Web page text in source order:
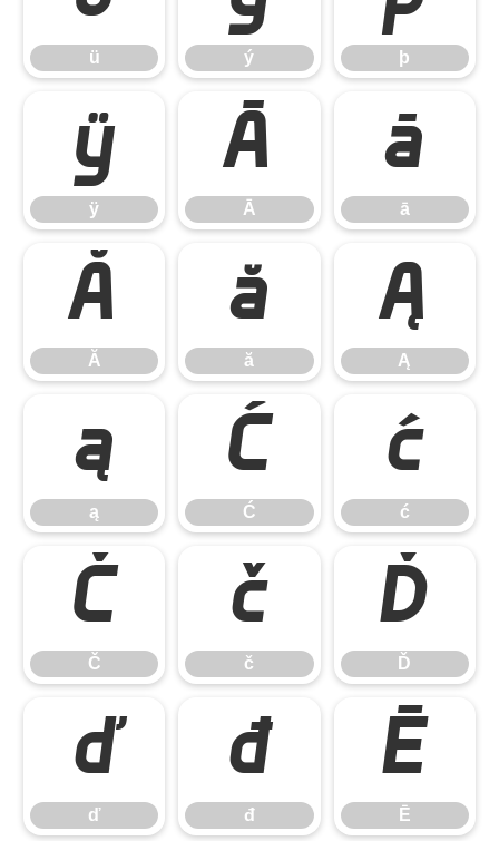
ü ý þ
ÿ
ÿ
Ā
Ā
ā
ā
Ă
Ă
ă
ă
Ą
Ą
ą
ą
Ć
Ć
ć
ć
Č
Č
č
č
Ď
Ď
ď
ď
đ
đ
Ē
Ē